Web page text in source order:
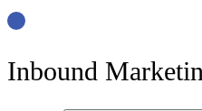
Inbound